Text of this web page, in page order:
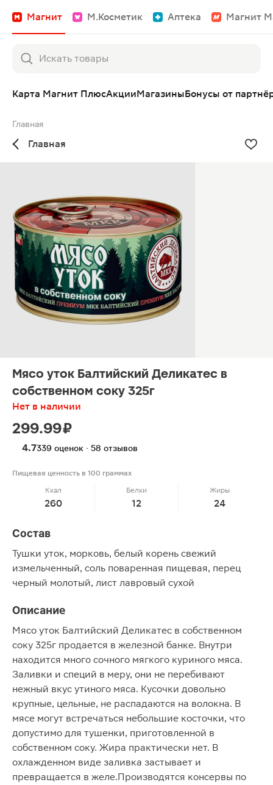
Магнит М.Косметик Аптека Магнит
Карта Магнит ПлюсАкцииМагазиныБонусы от
Главная
Главная
Мясо уток Балтийский Деликатес в
собственном соку 325г
Нет в наличии
299.99 ₽
4.7339 оценок · 58 отзывов
Пищевая ценность в 100 граммах
Ккал
260
Белки
12
Жиры
24
Состав
Тушки уток, морковь, белый корень свежий
измельченный, соль поваренная пищевая, перец
черный молотый, лист лавровый сухой
Описание
Мясо уток Балтийский Деликатес в собственном
соку 325г продается в железной банке. Внутри
находится много сочного мягкого куриного мяса.
Заливки и специй в меру, они не перебивают
нежный вкус утиного мяса. Кусочки довольно
крупные, цельные, не распадаются на волокна. В
мясе могут встречаться небольшие косточки, что
допустимо для тушенки, приготовленной в
собственном соку. Жира практически нет. В
охлажденном виде заливка застывает и
превращается в желе.Производятся консервы по